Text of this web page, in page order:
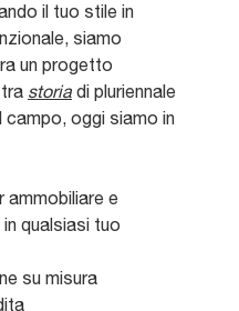
il tuo stile in
siamo
un progetto
storia di pluriennale
campo, oggi siamo in
ammobiliare e
qualsiasi tuo
su misura